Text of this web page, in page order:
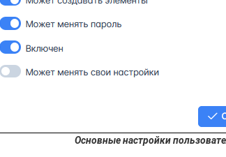
Основные настройки